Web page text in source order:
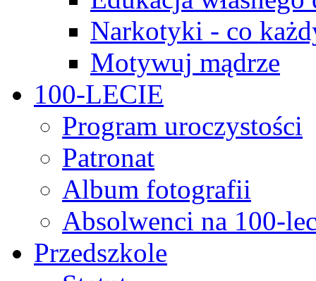
Narkotyki - co
Motywuj mądrze
100-LECIE
Program uroczystości
Patronat
Album fotografii
Absolwenci na 100-
Przedszkole